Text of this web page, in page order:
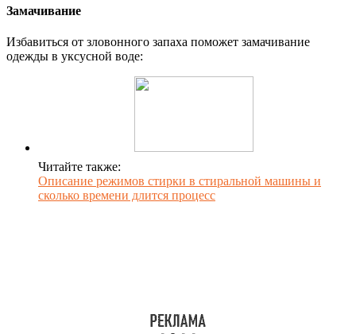
Замачивание
Избавиться от зловонного запаха поможет замачивание
одежды в уксусной воде:
Читайте также:
Описание режимов стирки в стиральной машины и
сколько времени длится процесс